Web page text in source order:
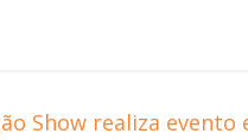
Show realiza evento